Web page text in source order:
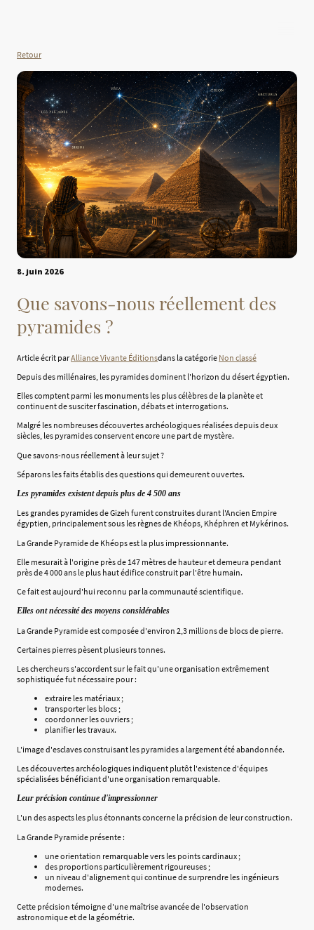
Retour
8. juin 2026
Que savons-nous réellement des
pyramides ?
Article écrit parAlliance Vivante Éditionsdans la catégorie Non classé
Depuis des millénaires, les pyramides dominent l'horizon du désert égyptien.
Elles comptent parmi les monuments les plus célèbres de la planète et
continuent de susciter fascination, débats et interrogations.
Malgré les nombreuses découvertes archéologiques réalisées depuis deux
siècles, les pyramides conservent encore une part de mystère.
Que savons-nous réellement à leur sujet ?
Séparons les faits établis des questions qui demeurent ouvertes.
Les pyramides existent depuis plus de 4 500 ans
Les grandes pyramides de Gizeh furent construites durant l'Ancien Empire
égyptien, principalement sous les règnes de Khéops, Khéphren et Mykérinos.
La Grande Pyramide de Khéops est la plus impressionnante.
Elle mesurait à l'origine près de 147 mètres de hauteur et demeura pendant
près de 4 000 ans le plus haut édifice construit par l'être humain.
Ce fait est aujourd'hui reconnu par la communauté scientifique.
Elles ont nécessité des moyens considérables
La Grande Pyramide est composée d'environ 2,3 millions de blocs de pierre.
Certaines pierres pèsent plusieurs tonnes.
Les chercheurs s'accordent sur le fait qu'une organisation extrêmement
sophistiquée fut nécessaire pour :
extraire les matériaux ;
transporter les blocs ;
coordonner les ouvriers ;
planifier les travaux.
L'image d'esclaves construisant les pyramides a largement été abandonnée.
Les découvertes archéologiques indiquent plutôt l'existence d'équipes
spécialisées bénéficiant d'une organisation remarquable.
Leur précision continue d'impressionner
L'un des aspects les plus étonnants concerne la précision de leur construction.
La Grande Pyramide présente :
une orientation remarquable vers les points cardinaux ;
des proportions particulièrement rigoureuses ;
un niveau d'alignement qui continue de surprendre les ingénieurs
modernes.
Cette précision témoigne d'une maîtrise avancée de l'observation
astronomique et de la géométrie.